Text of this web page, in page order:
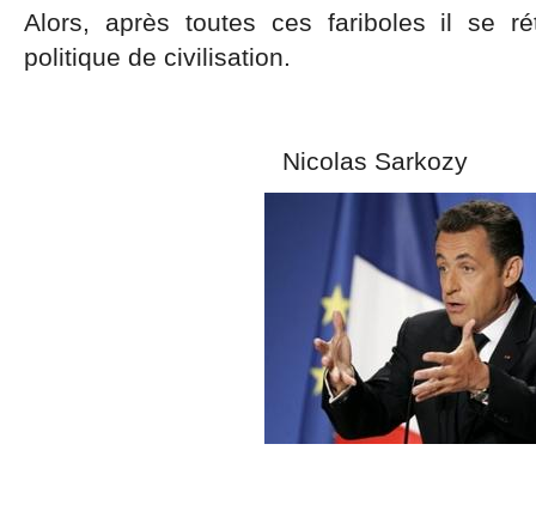
Alors, après toutes ces fariboles il se
politique de civilisation.
Nicolas Sarkozy